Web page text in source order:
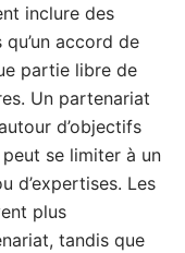
inclure des
accord de
partie libre de
Un partenariat
d’objectifs
se limiter à un
d’expertises. Les
plus
tandis que